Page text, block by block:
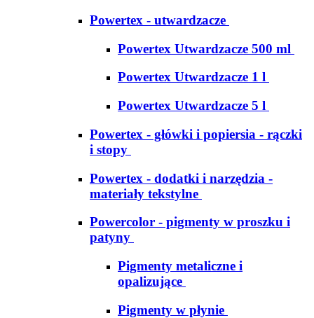
Powertex - utwardzacze
Powertex Utwardzacze 500 ml
Powertex Utwardzacze 1 l
Powertex Utwardzacze 5 l
Powertex - główki i popiersia - rączki
i stopy
Powertex - dodatki i narzędzia -
materiały tekstylne
Powercolor - pigmenty w proszku i
patyny
Pigmenty metaliczne i
opalizujące
Pigmenty w płynie